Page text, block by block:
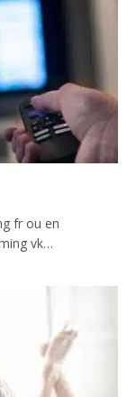
fr ou en
vk…